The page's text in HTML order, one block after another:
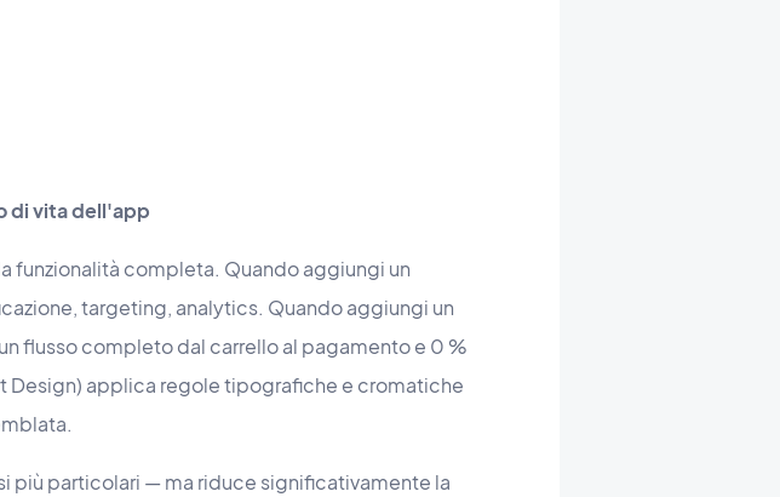
di vita dell'app
funzionalità completa. Quando aggiungi un
targeting, analytics. Quando aggiungi un
flusso completo dal carrello al pagamento e 0 %
Design) applica regole tipografiche e cromatiche
più particolari — ma riduce significativamente la